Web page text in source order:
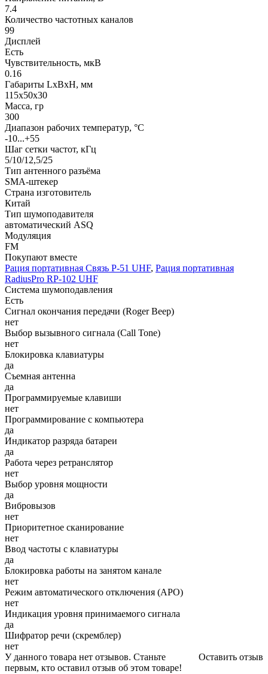
7.4
Количество частотных каналов
99
Дисплей
Есть
Чувствительность, мкВ
0.16
Габариты LхBхН, мм
115x50x30
Масса, гр
300
Диапазон рабочих температур, °С
-10...+55
Шаг сетки частот, кГц
5/10/12,5/25
Тип антенного разъёма
SMA-штекер
Страна изготовитель
Китай
Тип шумоподавителя
автоматический ASQ
Модуляция
FM
Покупают вместе
Рация портативная Связь Р-51 UHF, Рация портативная
RadiusPro RP-102 UHF
Система шумоподавления
Есть
Сигнал окончания передачи (Roger Beep)
нет
Выбор вызывного сигнала (Call Tone)
нет
Блокировка клавиатуры
да
Съемная антенна
да
Программируемые клавиши
нет
Программирование с компьютера
да
Индикатор разряда батареи
да
Работа через ретранслятор
нет
Выбор уровня мощности
да
Вибровызов
нет
Приоритетное сканирование
нет
Ввод частоты с клавиатуры
да
Блокировка работы на занятом канале
нет
Режим автоматического отключения (АРО)
нет
Индикация уровня принимаемого сигнала
да
Шифратор речи (скремблер)
нет
Оставить отзыв
У данного товара нет отзывов. Станьте
первым, кто оставил отзыв об этом товаре!